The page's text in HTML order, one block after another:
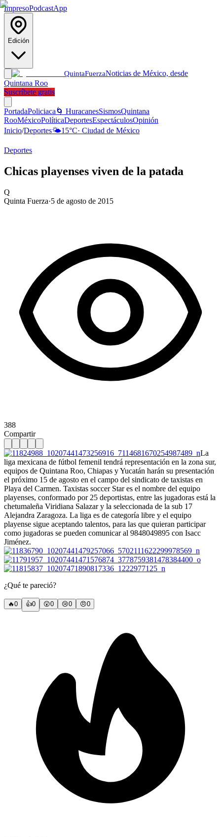
ImpresoPodcastApp
Edición
QuintaFuerzaNoticias de México, desde
Quintana Roo
Suscríbete gratis
PortadaPoliciaca 🌀 HuracanesSismosQuintana
RooMéxicoPolíticaDeportesEspectáculosOpinión
Inicio/Deportes🌤️15°C· Ciudad de México
Deportes
Chicas playenses viven de la patada
Q
Quinta Fuerza·5 de agosto de 2015
388
Compartir
La
liga mexicana de fútbol femenil tendrá representación en la zona sur,
equipos de Quintana Roo, Chiapas y Yucatán harán su presentación
el próximo 15 de agosto en el campo del sindicato de taxistas en
Playa del Carmen. Taxistas soccer Star es el nombre del equipo
playenses, conformado por 25 deportistas, entre las jugadoras está la
chetumaleña Viridiana Salazar y la seleccionada de la sub 17
Alejandra Zaragoza. La liga es de categoría libre y el equipo
playense sigue aceptando talentos, para las que quieran participar
como jugadoras se pueden comunicar al 9848049895 con Isacc
Jiménez.
¿Qué te pareció?
🔥0 👍0 😲0 😢0 😠0